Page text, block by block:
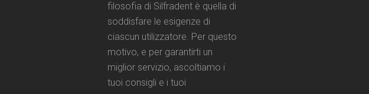
filosofia di Silfradent è quella di
soddisfare le esigenze di
ciascun utilizzatore. Per questo
motivo, e per garantirti un
miglior servizio, ascoltiamo i
tuoi consigli e i tuoi